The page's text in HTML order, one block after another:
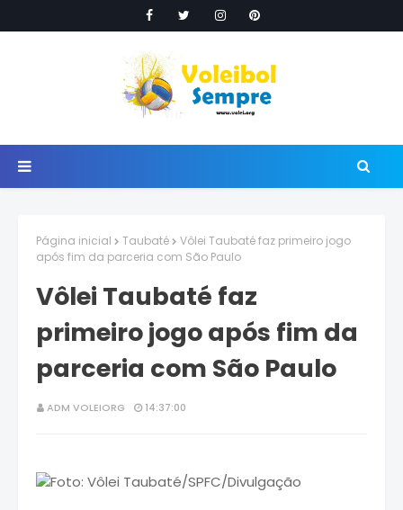
Página inicial Taubaté
Vôlei Taubaté faz primeiro jogo
após fim da parceria com São Paulo
Vôlei Taubaté faz
primeiro jogo após fim da
parceria com São Paulo
ADM VOLEIORG 14:37:00